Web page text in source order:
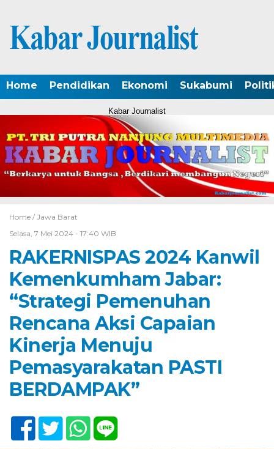
Home Pendidikan Ekonomi Sukabumi
Kabar Journalist
Home / Jawa Barat
Selasa, 7 Mei 2024 - 17:40 WIB
RAKERNISPAS 2024 Kanwil
Kemenkumham Jabar:
“Strategi Pemenuhan
Rencana Aksi Capaian
Kinerja Menuju
Pemasyarakatan PASTI
BERDAMPAK”